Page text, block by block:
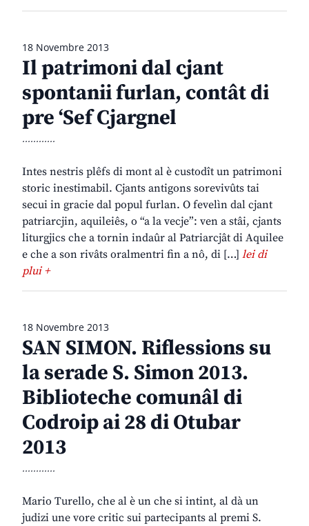
18 Novembre 2013
Il patrimoni dal cjant
spontanii furlan, contât di
pre ‘Sef Cjargnel
............
Intes nestris plêfs di mont al è custodît un patrimoni
storic inestimabil. Cjants antigons sorevivûts tai
secui in gracie dal popul furlan. O fevelìn dal cjant
patriarcjin, aquileiês, o “a la vecje”: ven a stâi, cjants
liturgjics che a tornin indaûr al Patriarcjât di Aquilee
e che a son rivâts oralmentri fin a nô, di […] lei di
plui +
18 Novembre 2013
SAN SIMON. Riflessions su
la serade S. Simon 2013.
Biblioteche comunâl di
Codroip ai 28 di Otubar
2013
............
Mario Turello, che al è un che si intint, al dà un
judizi une vore critic sui partecipants al premi S.